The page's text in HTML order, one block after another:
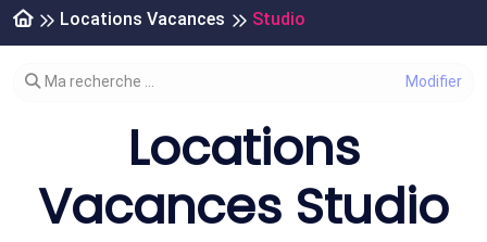
Locations Vacances Studio
Modifier votre recherche
Ma recherche ...
Locations
Vacances Studio